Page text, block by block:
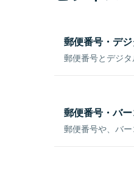
郵便番号・デ
郵便番号とデジ
郵便番号・バ
郵便番号や、バ